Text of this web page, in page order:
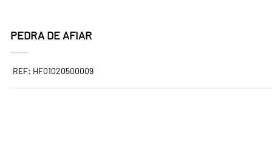
PEDRA DE AFIAR
REF: HF01020500009